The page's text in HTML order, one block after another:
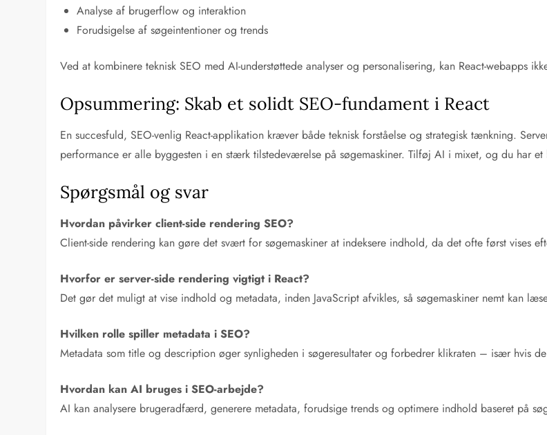
Analyse af brugerflow og interaktion
Forudsigelse af søgeintentioner og trends
Ved at kombinere teknisk SEO med AI-understøttede analyser og personalisering, kan React-webapps
Opsummering: Skab et solidt SEO-fundament i React
En succesfuld, SEO-venlig React-applikation kræver både teknisk forståelse og strategisk tænkning.
performance er alle byggesten i en stærk tilstedeværelse på søgemaskiner. Tilføj AI i mixet, og du har
Spørgsmål og svar
Hvordan påvirker client-side rendering SEO?
Client-side rendering kan gøre det svært for søgemaskiner at indeksere indhold, da det ofte først vises
Hvorfor er server-side rendering vigtigt i React?
Det gør det muligt at vise indhold og metadata, inden JavaScript afvikles, så søgemaskiner nemt kan
Hvilken rolle spiller metadata i SEO?
Metadata som title og description øger synligheden i søgeresultater og forbedrer klikraten – især hvis
Hvordan kan AI bruges i SEO-arbejde?
AI kan analysere brugeradfærd, generere metadata, forudsige trends og optimere indhold baseret på